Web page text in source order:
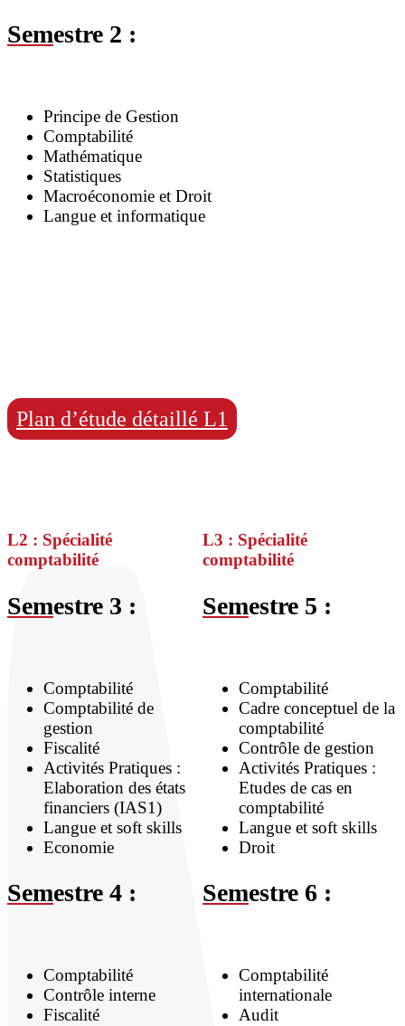
Semestre 2 :
Principe de Gestion
Comptabilité
Mathématique
Statistiques
Macroéconomie et Droit
Langue et informatique
Plan d’étude détaillé L1
L2 : Spécialité
comptabilité
Semestre 3 :
Comptabilité
Comptabilité de
gestion
Fiscalité
Activités Pratiques :
Elaboration des états
financiers (IAS1)
Langue et soft skills
Economie
Semestre 4 :
Comptabilité
Contrôle interne
Fiscalité
L3 : Spécialité
comptabilité
Semestre 5 :
Comptabilité
Cadre conceptuel de la
comptabilité
Contrôle de gestion
Activités Pratiques :
Etudes de cas en
comptabilité
Langue et soft skills
Droit
Semestre 6 :
Comptabilité
internationale
Audit